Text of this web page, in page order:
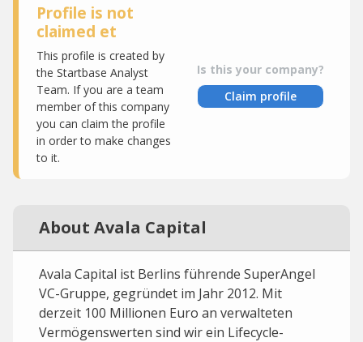
Profile is not
claimed et
This profile is created by
the Startbase Analyst
Team. If you are a team
member of this company
you can claim the profile
in order to make changes
to it.
Is this your company?
Claim profile
About Avala Capital
Avala Capital ist Berlins führende SuperAngel
VC-Gruppe, gegründet im Jahr 2012. Mit
derzeit 100 Millionen Euro an verwalteten
Vermögenswerten sind wir ein Lifecycle-